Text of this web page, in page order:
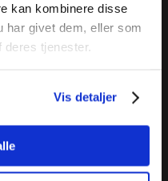
kan kombinere disse
har givet dem, eller som
deres tjenester.
Vis detaljer